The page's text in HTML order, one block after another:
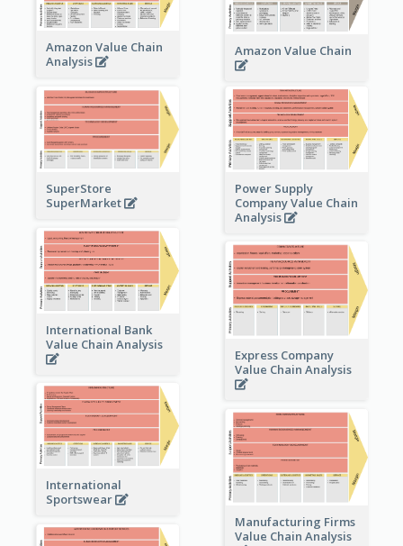
Amazon Value Chain
Analysis
Amazon Value Chain
SuperStore
SuperMarket
Power Supply
Company Value Chain
Analysis
International Bank
Value Chain Analysis
Express Company
Value Chain Analysis
International
Sportswear
Manufacturing Firms
Value Chain Analysis